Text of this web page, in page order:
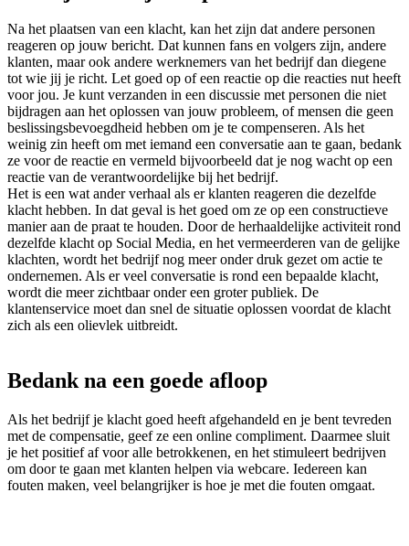
Na het plaatsen van een klacht, kan het zijn dat andere personen
reageren op jouw bericht. Dat kunnen fans en volgers zijn, andere
klanten, maar ook andere werknemers van het bedrijf dan diegene
tot wie jij je richt. Let goed op of een reactie op die reacties nut heeft
voor jou. Je kunt verzanden in een discussie met personen die niet
bijdragen aan het oplossen van jouw probleem, of mensen die geen
beslissingsbevoegdheid hebben om je te compenseren. Als het
weinig zin heeft om met iemand een conversatie aan te gaan, bedank
ze voor de reactie en vermeld bijvoorbeeld dat je nog wacht op een
reactie van de verantwoordelijke bij het bedrijf.
Het is een wat ander verhaal als er klanten reageren die dezelfde
klacht hebben. In dat geval is het goed om ze op een constructieve
manier aan de praat te houden. Door de herhaaldelijke activiteit rond
dezelfde klacht op Social Media, en het vermeerderen van de gelijke
klachten, wordt het bedrijf nog meer onder druk gezet om actie te
ondernemen. Als er veel conversatie is rond een bepaalde klacht,
wordt die meer zichtbaar onder een groter publiek. De
klantenservice moet dan snel de situatie oplossen voordat de klacht
zich als een olievlek uitbreidt.
Bedank na een goede afloop
Als het bedrijf je klacht goed heeft afgehandeld en je bent tevreden
met de compensatie, geef ze een online compliment. Daarmee sluit
je het positief af voor alle betrokkenen, en het stimuleert bedrijven
om door te gaan met klanten helpen via webcare. Iedereen kan
fouten maken, veel belangrijker is hoe je met die fouten omgaat.